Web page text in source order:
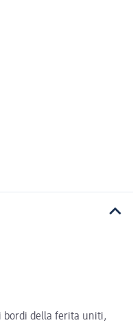
bordi della ferita uniti,